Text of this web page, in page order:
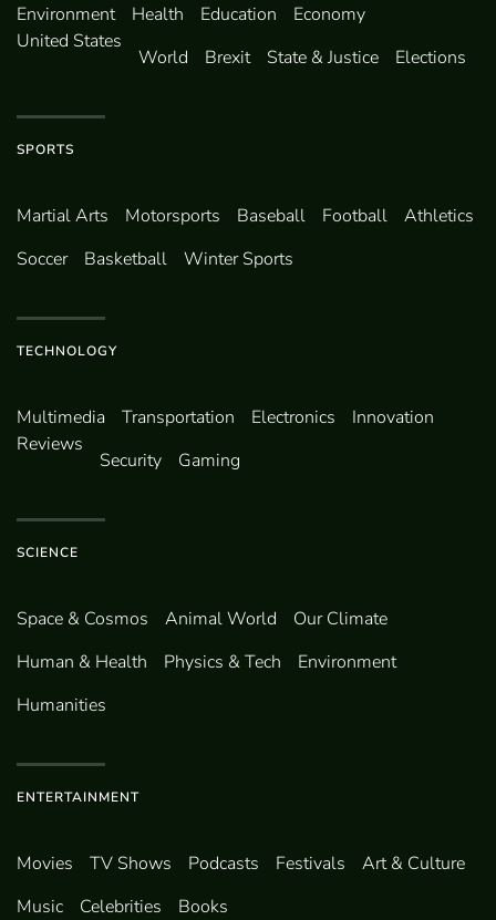
Environ­ment Health Education
Economy
United States
World Brexit State & Justice Elections
SPORTS
Martial Arts Motorsports Baseball Football
Athletics
Soccer
Basketball Winter Sports
TECHNOLOGY
Multimedia Transportation Electronics
Innovation
Reviews
Security Gaming
SCIENCE
Space & Cosmos Animal World
Our Climate
Human & Health
Physics & Tech
Environment
Humanities
ENTERTAINMENT
Movies TV Shows Podcasts Festivals
Art & Culture
Music
Celebrities Books